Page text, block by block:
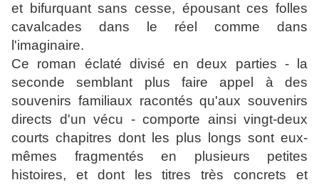
et bifurquant sans cesse, épousant ces folles
cavalcades dans le réel comme dans
l'imaginaire.
Ce roman éclaté divisé en deux parties - la
seconde semblant plus faire appel à des
souvenirs familiaux racontés qu'aux souvenirs
directs d'un vécu - comporte ainsi vingt-deux
courts chapitres dont les plus longs sont eux-
mêmes fragmentés en plusieurs petites
histoires, et dont les titres très concrets et